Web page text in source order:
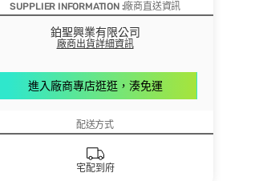
SUPPLIER INFORMATION :廠商直送資訊
鉑聖興業有限公司
廠商出貨詳細資訊
進入廠商專店逛逛，湊免運
配送方式
宅配到府